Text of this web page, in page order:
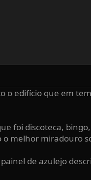
o edifício que em
foi discoteca,
melhor miradouro
de azulejo